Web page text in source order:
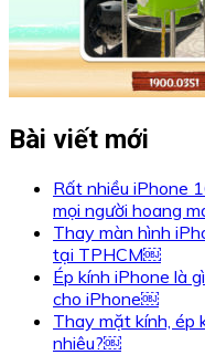
Bài viết mới
Rất nhiều iPhone
mọi người hoang
Thay màn hình
tại TPHCM￼
Ép kính iPhone là
cho iPhone￼
Thay mặt kính, ép
nhiêu?￼